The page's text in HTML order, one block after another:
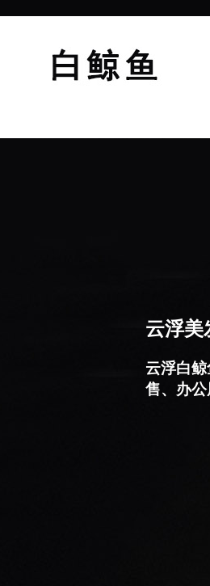
云浮美
云浮白
售、办